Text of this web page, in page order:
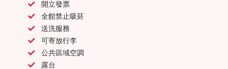
開立發票
全館禁止吸菸
送洗服務
可寄放行李
公共區域空調
露台